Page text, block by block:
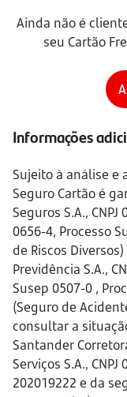
Ainda não é
seu Cartão
Informações
Sujeito à análise e
Seguro Cartão é
Seguros S.A.,
0656-4, Processo
de Riscos
Previdência S.A.,
Susep 0507-0 ,
(Seguro de
consultar a
Santander
Serviços S.A.,
202019222 e da